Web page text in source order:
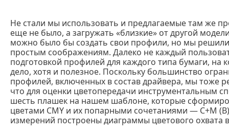
Не стали мы использовать и предлагаемые там же
еще не было, а загружать «близкие» от другой
можно было бы создать свои профили, но мы решили
простым соображениям. Далеко не каждый
подготовкой профилей для каждого типа бумаги, на
дело, хотя и полезное. Поскольку большинство
профилей, включенных в состав драйвера, мы тоже
что для оценки цветопередачи инструментальным
шесть плашек на нашем шаблоне, которые
цветами CMY и их попарными сочетаниями — C+M
измерений построены диаграммы цветового охвата